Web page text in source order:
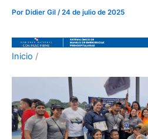
Por Didier Gil /24 de julio de 2025
Inicio /